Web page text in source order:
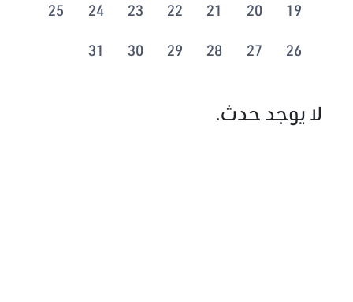
19
20
21
22
23
24
25
26
27
28
29
30
31
لا يوجد حدث.